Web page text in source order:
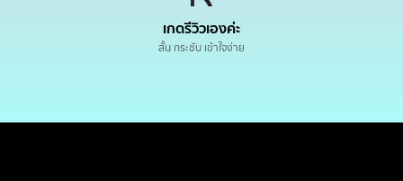
เกดรีวิวเองค่ะ
สั้น กระชับ เข้าใจง่าย